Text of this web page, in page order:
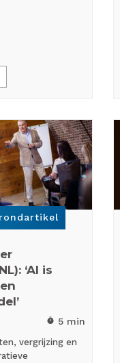
‘AI is
timer 5 min
vergrijzing en